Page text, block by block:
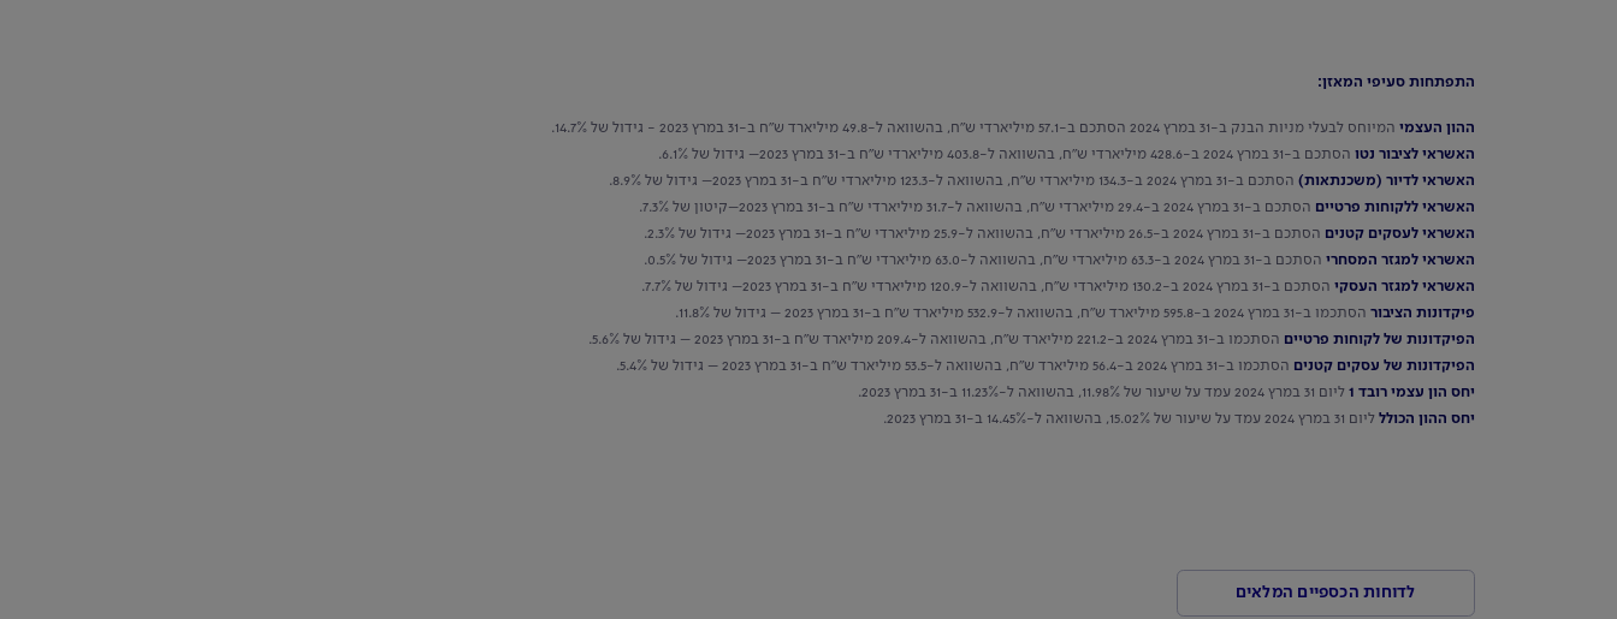
התפתחות סעיפי המאזן:
ההון העצמי המיוחס לבעלי מניות הבנק ב-31 במרץ 2024 הסתכם ב-57.1 מיליארדי ש"ח, בהשוואה ל-49.8 מיליארד ש"ח ב-31 במרץ 2023 - גידול של 14.7%.
האשראי לציבור נטו הסתכם ב-31 במרץ 2024 ב-428.6 מיליארדי ש"ח, בהשוואה ל-403.8 מיליארדי ש"ח ב-31 במרץ 2023– גידול של 6.1%.
האשראי לדיור (משכנתאות) הסתכם ב-31 במרץ 2024 ב-134.3 מיליארדי ש"ח, בהשוואה ל-123.3 מיליארדי ש"ח ב-31 במרץ 2023– גידול של 8.9%.
האשראי ללקוחות פרטיים הסתכם ב-31 במרץ 2024 ב-29.4 מיליארדי ש"ח, בהשוואה ל-31.7 מיליארדי ש"ח ב-31 במרץ 2023–קיטון של 7.3%.
האשראי לעסקים קטנים הסתכם ב-31 במרץ 2024 ב-26.5 מיליארדי ש"ח, בהשוואה ל-25.9 מיליארדי ש"ח ב-31 במרץ 2023– גידול של 2.3%.
האשראי למגזר המסחרי הסתכם ב-31 במרץ 2024 ב-63.3 מיליארדי ש"ח, בהשוואה ל-63.0 מיליארדי ש"ח ב-31 במרץ 2023– גידול של 0.5%.
האשראי למגזר העסקי הסתכם ב-31 במרץ 2024 ב-130.2 מיליארדי ש"ח, בהשוואה ל-120.9 מיליארדי ש"ח ב-31 במרץ 2023– גידול של 7.7%.
פיקדונות הציבור הסתכמו ב-31 במרץ 2024 ב-595.8 מיליארד ש"ח, בהשוואה ל-532.9 מיליארד ש"ח ב-31 במרץ 2023 – גידול של 11.8%.
הפיקדונות של לקוחות פרטיים הסתכמו ב-31 במרץ 2024 ב-221.2 מיליארד ש"ח, בהשוואה ל-209.4 מיליארד ש"ח ב-31 במרץ 2023 – גידול של 5.6%.
הפיקדונות של עסקים קטנים הסתכמו ב-31 במרץ 2024 ב-56.4 מיליארד ש"ח, בהשוואה ל-53.5 מיליארד ש"ח ב-31 במרץ 2023 – גידול של 5.4%.
יחס הון עצמי רובד 1
ליום 31 במרץ 2024 עמד על שיעור של 11.98%, בהשוואה ל-11.23% ב-31 במרץ 2023.
יחס ההון הכוללליום 31 במרץ 2024 עמד על שיעור של 15.02%, בהשוואה ל-14.45% ב-31 במרץ 2023.
לדוחות הכספיים המלאים